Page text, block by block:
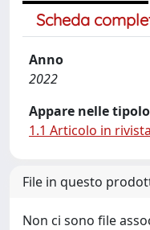
Scheda
Anno
2022
Appare nelle
1.1 Articolo in rivista
File in questo
Non ci sono file